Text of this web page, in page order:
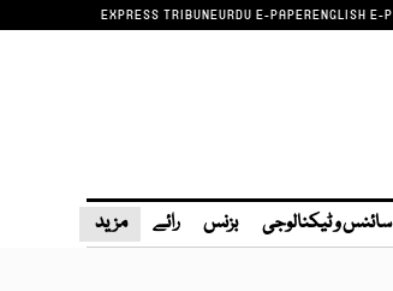
EXPRESS TRIBUNEURDU E-PAPERENGLISH E-
سائنس و ٹیکنالوجی بزنس رائے مزید